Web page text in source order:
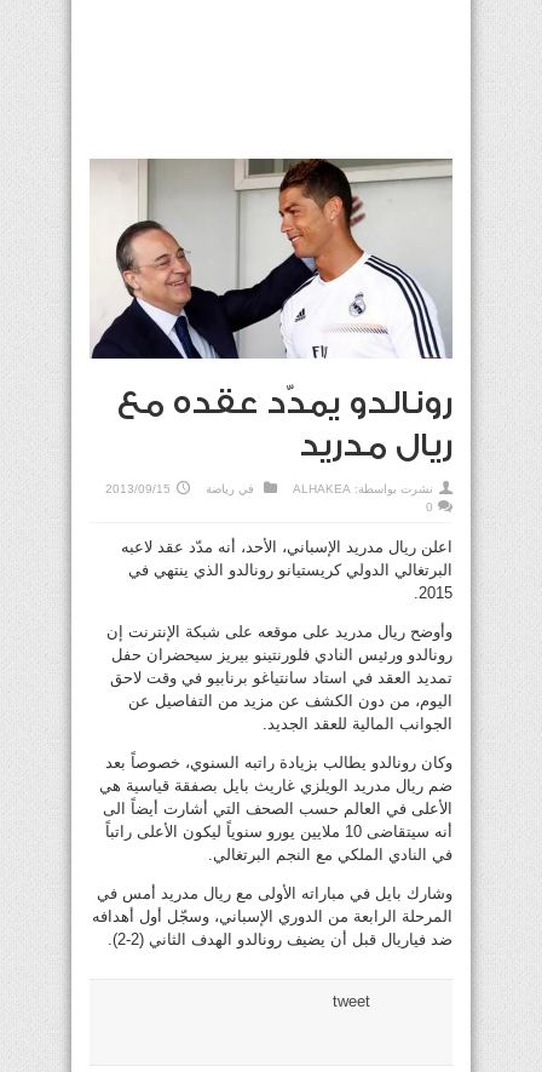
رونالدو يمدّد عقده مع
ريال مدريد
نشرت بواسطة: ALHAKEA في رياضة
2013/09/15
0
اعلن ريال مدريد الإسباني، الأحد، أنه مدّد عقد لاعبه
البرتغالي الدولي كريستيانو رونالدو الذي ينتهي في
2015.
وأوضح ريال مدريد على موقعه على شبكة الإنترنت إن
رونالدو ورئيس النادي فلورنتينو بيريز سيحضران حفل
تمديد العقد في استاد سانتياغو برنابيو في وقت لاحق
اليوم، من دون الكشف عن مزيد من التفاصيل عن
الجوانب المالية للعقد الجديد.
وكان رونالدو يطالب بزيادة راتبه السنوي، خصوصاً بعد
ضم ريال مدريد الويلزي غاريث بايل بصفقة قياسية هي
الأعلى في العالم حسب الصحف التي أشارت أيضاً الى
أنه سيتقاضى 10 ملايين يورو سنوياً ليكون الأعلى راتباً
في النادي الملكي مع النجم البرتغالي.
وشارك بايل في مباراته الأولى مع ريال مدريد أمس في
المرحلة الرابعة من الدوري الإسباني، وسجّل أول أهدافه
ضد فياريال قبل أن يضيف رونالدو الهدف الثاني (2-2).
tweet